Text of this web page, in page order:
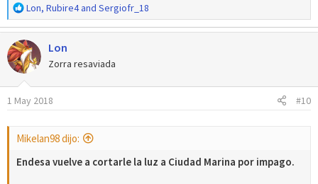
R
e
a
c
c
i
o
n
:
Lon, Rubire4and Sergiofr_18
Lon
Zorra resaviada
1 May 2018 #10
Mikelan98 dijo:
Endesa vuelve a cortarle la luz a Ciudad Marina por impago.